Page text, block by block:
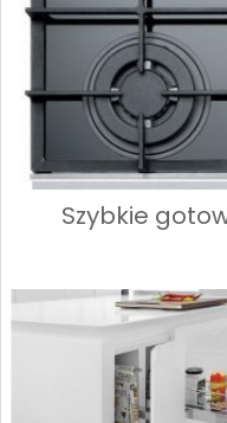
Szybkie